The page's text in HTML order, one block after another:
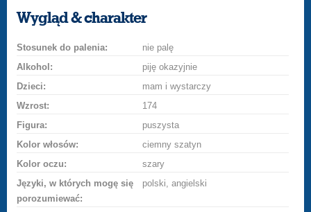
uśmiech
buziakasamochodem
szampana
drinka
różę
Wygląd & charakter
Stosunek do palenia:
nie palę
Alkohol:
piję okazyjnie
Dzieci:
mam i wystarczy
Wzrost:
174
Figura:
puszysta
Kolor włosów:
ciemny szatyn
Kolor oczu:
szary
Języki, w których mogę się
porozumiewać:
polski, angielski